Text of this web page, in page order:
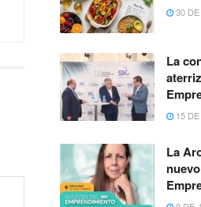
30 DE
La
15 DE
La